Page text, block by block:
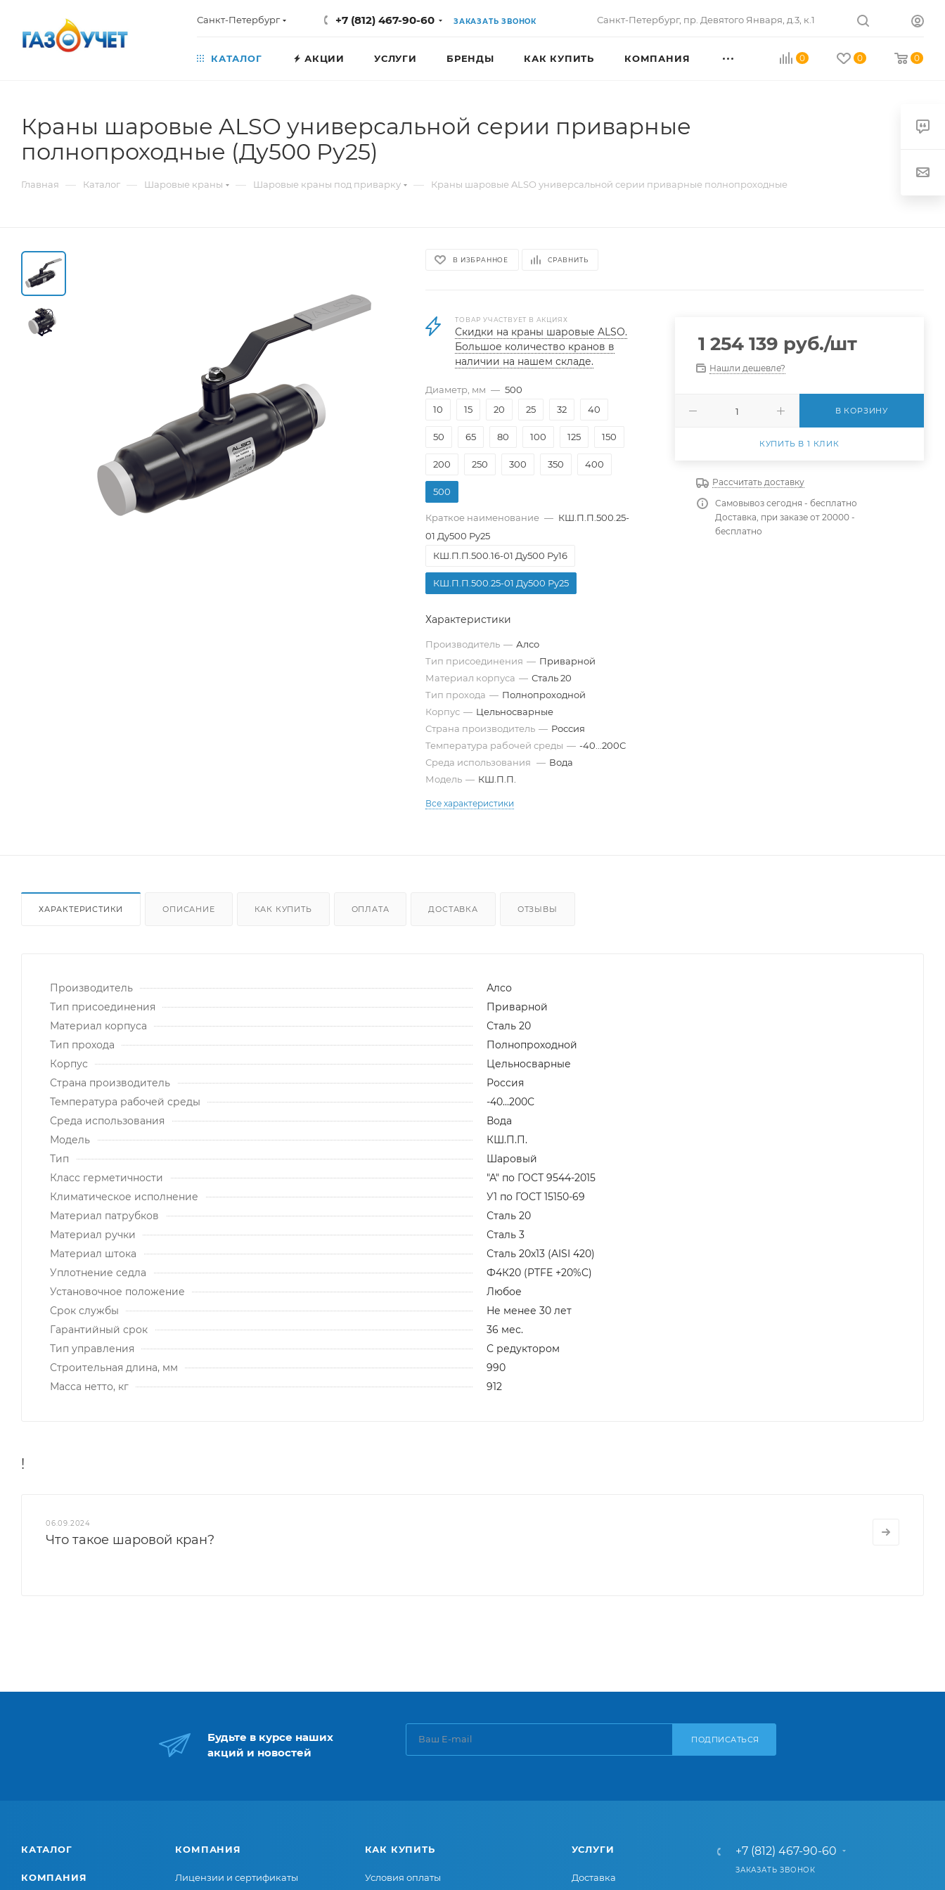
Санкт-Петербург +7 (812) 467-90-60 ЗАКАЗАТЬ ЗВОНОК Санкт-Петербург, пр. Девятого Января, д.3, к.1
0 0 0
КАТАЛОГ АКЦИИ УСЛУГИ БРЕНДЫ КАК КУПИТЬ КОМПАНИЯ
Краны шаровые ALSO универсальной серии приварные
полнопроходные (Ду500 Pу25)
Главная — Каталог — Шаровые краны — Шаровые краны под приварку — Краны шаровые ALSO универсальной серии приварные полнопроходные
В ИЗБРАННОЕ СРАВНИТЬ
ТОВАР УЧАСТВУЕТ В АКЦИЯХ
Скидки на краны шаровые ALSO.
Большое количество кранов в
наличии на нашем складе.
Диаметр, мм — 500
10
15 20 25 32 40
50 65 80 100 125 150
200 250 300 350 400
500
Краткое наименование — КШ.П.П.500.25-
01 Ду500 Ру25
КШ.П.П.500.16-01 Ду500 Ру16
КШ.П.П.500.25-01 Ду500 Ру25
Характеристики
Производитель — Алсо
Тип присоединения — Приварной
Материал корпуса — Сталь 20
Тип прохода — Полнопроходной
Корпус — Цельносварные
Страна производитель — Россия
Температура рабочей среды — -40...200С
Среда использования — Вода
Модель — КШ.П.П.
Все характеристики
1 254 139 руб./шт
Нашли дешевле?
В КОРЗИНУ
КУПИТЬ В 1 КЛИК
Рассчитать доставку
Самовывоз сегодня - бесплатно
Доставка, при заказе от 20000 -
бесплатно
ХАРАКТЕРИСТИКИ ОПИСАНИЕ КАК КУПИТЬ ОПЛАТА ДОСТАВКА ОТЗЫВЫ
Производитель
Алсо
Тип присоединения
Приварной
Материал корпуса
Сталь 20
Тип прохода
Полнопроходной
Корпус
Цельносварные
Страна производитель
Россия
Температура рабочей среды
-40...200С
Среда использования
Вода
Модель
КШ.П.П.
Тип
Шаровый
Класс герметичности
"А" по ГОСТ 9544-2015
Климатическое исполнение
У1 по ГОСТ 15150-69
Материал патрубков
Сталь 20
Материал ручки
Сталь 3
Материал штока
Сталь 20х13 (AISI 420)
Уплотнение седла
Ф4К20 (PTFE +20%C)
Установочное положение
Любое
Срок службы
Не менее 30 лет
Гарантийный срок
36 мес.
Тип управления
С редуктором
Строительная длина, мм
990
Масса нетто, кг
912
!
06.09.2024
Что такое шаровой кран?
Будьте в курсе наших
акций и новостей
ПОДПИСАТЬСЯ
КАТАЛОГ
КОМПАНИЯ
КОМПАНИЯ
Лицензии и сертификаты
КАК КУПИТЬ
Условия оплаты
УСЛУГИ
Доставка
+7 (812) 467-90-60
ЗАКАЗАТЬ ЗВОНОК